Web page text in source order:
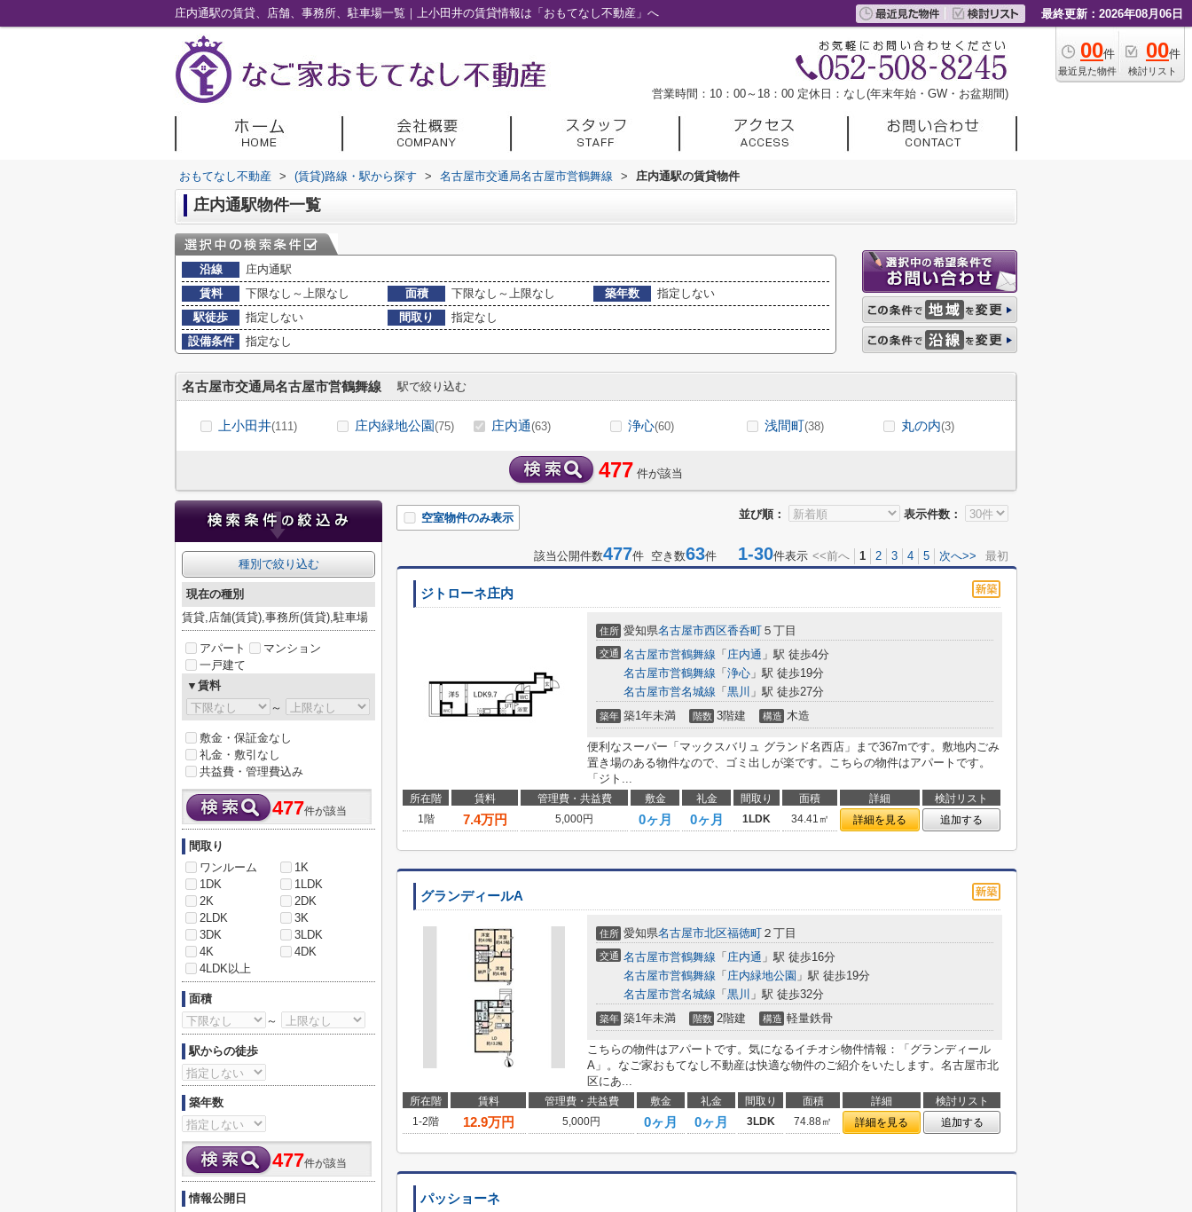
庄内通駅の賃貸、店舗、事務所、駐車場一覧｜上小田井の賃貸情報は「おもてなし不動産」へ 最終更新：2026年08月06日
00件
最近見た物件
00件
検討リスト
営業時間：10：00～18：00 定休日：なし(年末年始・GW・お盆期間)
おもてなし不動産 > (賃貸)路線・駅から探す > 名古屋市交通局名古屋市営鶴舞線 > 庄内通駅の賃貸物件
庄内通駅物件一覧
沿線
庄内通駅
賃料
下限なし～上限なし 面積 下限なし～上限なし 築年数
指定しない
駅徒歩
指定しない 間取り
指定なし
設備条件
指定なし
名古屋市交通局名古屋市営鶴舞線 駅で絞り込む
上小田井(111) 庄内緑地公園(75) 庄内通(63) 浄心(60) 浅間町(38) 丸の内(3)
477 件が該当
並び順： 表示件数：
空室物件のみ表示
該当公開件数477件 空き数63件 1-30件表示 <<前へ 1 2 3 4 5 次へ>> 最初
ジトローネ庄内
住所 愛知県名古屋市西区香呑町 ５丁目
交通 名古屋市営鶴舞線 「 庄内通 」駅 徒歩4分
名古屋市営鶴舞線 「 浄心 」駅 徒歩19分
名古屋市営名城線 「 黒川 」駅 徒歩27分
築年 築1年未満 階数 3階建 構造 木造
便利なスーパー「マックスバリュ グランド名西店」まで367mです。敷地内ごみ
置き場のある物件なので、ゴミ出しが楽です。こちらの物件はアパートです。
「ジト...
所在階 賃料 管理費・共益費 敷金 礼金 間取り 面積 詳細
検討リスト
1階
7.4万円 5,000円 0ヶ月 0ヶ月 1LDK 34.41㎡ 詳細を見る 追加する
グランディールA
住所 愛知県名古屋市北区福徳町 ２丁目
交通 名古屋市営鶴舞線 「 庄内通 」駅 徒歩16分
名古屋市営鶴舞線 「 庄内緑地公園 」駅 徒歩19分
名古屋市営名城線 「 黒川 」駅 徒歩32分
築年 築1年未満 階数 2階建 構造 軽量鉄骨
こちらの物件はアパートです。気になるイチオシ物件情報：「グランディール
A」。なご家おもてなし不動産は快適な物件のご紹介をいたします。名古屋市北
区にあ...
所在階 賃料 管理費・共益費 敷金 礼金 間取り 面積 詳細
検討リスト
1-2階
12.9万円 5,000円 0ヶ月 0ヶ月 3LDK 74.88㎡ 詳細を見る 追加する
パッショーネ
種別で絞り込む
現在の種別
賃貸,店舗(賃貸),事務所(賃貸),駐車場
アパート
マンション
一戸建て
▼賃料
～
敷金・保証金なし
礼金・敷引なし
共益費・管理費込み
477件が該当
間取り
ワンルーム
1K
1DK
1LDK
2K
2DK
2LDK
3K
3DK
3LDK
4K
4DK
4LDK以上
面積
～
駅からの徒歩
築年数
477件が該当
情報公開日